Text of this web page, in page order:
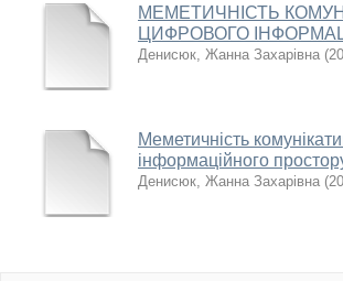
МЕМЕТИЧНІСТЬ
ЦИФРОВОГО
Денисюк, Жанна Захарівна (
Меметичність
інформаційного
Денисюк, Жанна Захарівна (